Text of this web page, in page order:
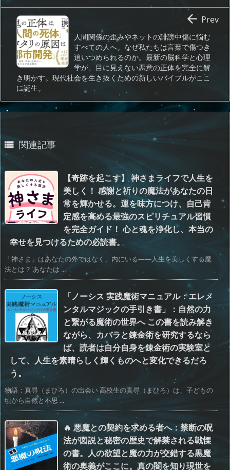
人間関係の歪みやネットの誹謗中傷に悩む
すべての人へ。なぜ私たちは言葉で傷つき
追いつめられるのか。最新の脳科学と心理
学が、目に見えない悪意の正体を完全に解
き明かす。現代社会を生き抜くための新しいバイブルがここ
に誕生。
 Prev
 関連記事
【奇跡を起こす】 神さまライフで人生を
美しく！ 感謝と祈りの魔法があなたの日
常を輝かせる。運を味方につけ、自己肯
定感を高める最強のスピリチュアル習慣
を完全ガイド！ 心と魂を浄化し、本当の
幸せを見つけるための必読書。
「神さま」はあなたの外ではなく、内にいる――人生を美しくする魔
法とは？ あなたは ...
「ノーシス 実践魔術マニュアル：エレメ
ンタルマジックの手引き書」：自然の力
と繋がる魔術の世界へ この書を読み解き
ながら、カバラと錬金術を研究するなら
ば、読者は自分自身を錬金術の実験室と
して、人生を素晴らしく輝くものへと変化できるだろ
う。
物語：真尋（まひろ）の出会い 高校生の真尋（まひろ）は、子どもの
頃から自然と不思 ...
🔥 悪魔との契約を求める者へ：禁断の呪
法が図説と秘密の歴史で解禁される戦慄
の書。人の欲望と魔の力が交錯する黒魔
術の奥義がここに。真の闇を知り現世を